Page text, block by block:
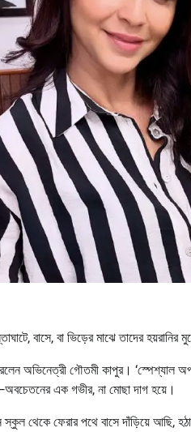
বাসে, বা ভিড়ের মাঝে তাদের
অভিনেত্রী গৌতমী কাপুর। ‘স্পেশ্যাল
এক গভীর, না মোছা দাগ হয়ে।
থেকে ফেরার পথে বাসে দাঁড়িয়ে আছি,